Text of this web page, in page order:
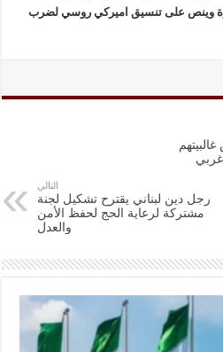
وينص على تنسيق اميركي روسي لضرب
التالي
رجل دين لبناني يقترح تشكيل لجنة
مشتركة لرعاية الحج لحفظ الأمن
والعدل